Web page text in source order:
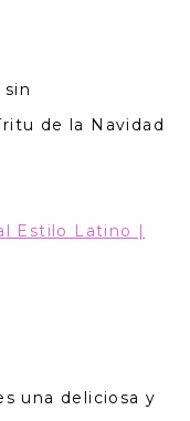
de la Navidad
Estilo Latino |
una deliciosa y